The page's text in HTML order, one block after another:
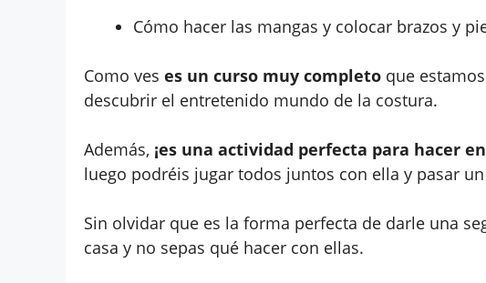
Cómo hacer las mangas y colocar brazos y
Como ves es un curso muy completo que
descubrir el entretenido mundo de la costura.
Además, ¡es una actividad perfecta para hacer
luego podréis jugar todos juntos con ella y pasar
Sin olvidar que es la forma perfecta de darle una
casa y no sepas qué hacer con ellas.